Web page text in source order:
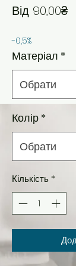
Від 90,00₴
-0,5%
Матеріал *
Колір *
Кількість *